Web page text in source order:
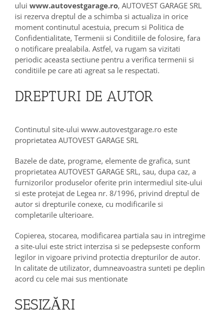
ului www.autovestgarage.ro, AUTOVEST GARAGE SRL
isi rezerva dreptul de a schimba si actualiza in orice
moment continutul acestuia, precum si Politica de
Confidentialitate, Termenii si Conditiile de folosire, fara
o notificare prealabila. Astfel, va rugam sa vizitati
periodic aceasta sectiune pentru a verifica termenii si
conditiile pe care ati agreat sa le respectati.
DREPTURI DE AUTOR
Continutul site-ului www.autovestgarage.ro este
proprietatea AUTOVEST GARAGE SRL
Bazele de date, programe, elemente de grafica, sunt
proprietatea AUTOVEST GARAGE SRL, sau, dupa caz, a
furnizorilor produselor oferite prin intermediul site-ului
si este protejat de Legea nr. 8/1996, privind dreptul de
autor si drepturile conexe, cu modificarile si
completarile ulterioare.
Copierea, stocarea, modificarea partiala sau in intregime
a site-ului este strict interzisa si se pedepseste conform
legilor in vigoare privind protectia drepturilor de autor.
In calitate de utilizator, dumneavoastra sunteti pe deplin
acord cu cele mai sus mentionate
SESIZĂRI